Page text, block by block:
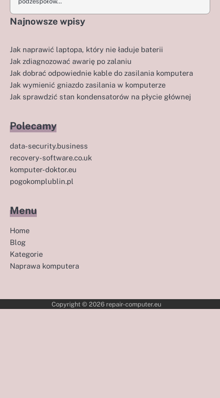
Najnowsze wpisy
Jak naprawić laptopa, który nie ładuje baterii
Jak zdiagnozować awarię po zalaniu
Jak dobrać odpowiednie kable do zasilania komputera
Jak wymienić gniazdo zasilania w komputerze
Jak sprawdzić stan kondensatorów na płycie głównej
Polecamy
data-security.business
recovery-software.co.uk
komputer-doktor.eu
pogokomplublin.pl
Menu
Home
Blog
Kategorie
Naprawa komputera
Copyright © 2026 repair-computer.eu